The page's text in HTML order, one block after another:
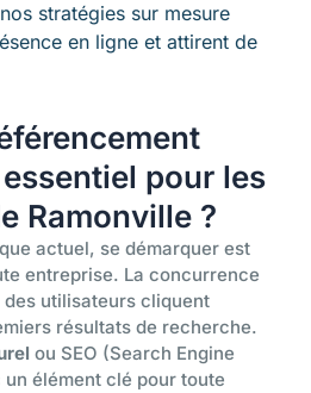
stratégies sur mesure
en ligne et attirent de
pour les
Ramonville ?
actuel, se démarquer est
entreprise. La concurrence
utilisateurs cliquent
résultats de recherche.
ou SEO (Search Engine
élément clé pour toute